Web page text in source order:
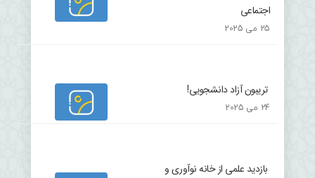
اجتماعی
25 می 2025
تریبون آزاد دانشجویی!
24 می 2025
بازدید علمی از خانه نوآوری و